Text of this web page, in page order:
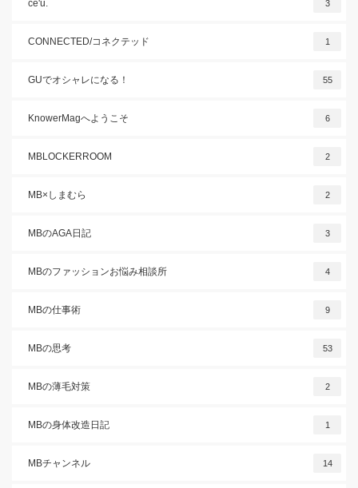
ce'u. 3
CONNECTED/コネクテッド 1
GUでオシャレになる！ 55
KnowerMagへようこそ 6
MBLOCKERROOM 2
MB×しまむら 2
MBのAGA日記 3
MBのファッションお悩み相談所 4
MBの仕事術 9
MBの思考 53
MBの薄毛対策 2
MBの身体改造日記 1
MBチャンネル 14